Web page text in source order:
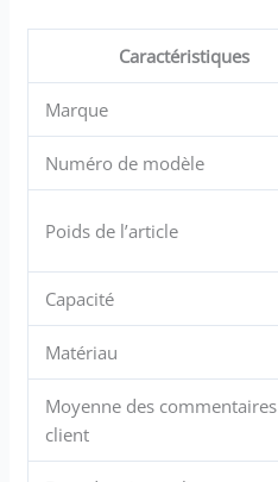
Caractéristiques
Marque
Numéro de modèle
Poids de l’article
Capacité
Matériau
Moyenne des commentaires
client